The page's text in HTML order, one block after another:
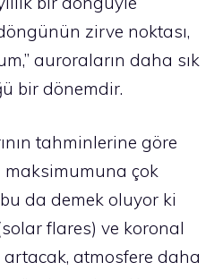
zirve noktası,
auroraların daha sık
bir dönemdir.
tahminlerine göre
çok
da demek oluyor ki
flares) ve koronal
artacak, atmosfere daha